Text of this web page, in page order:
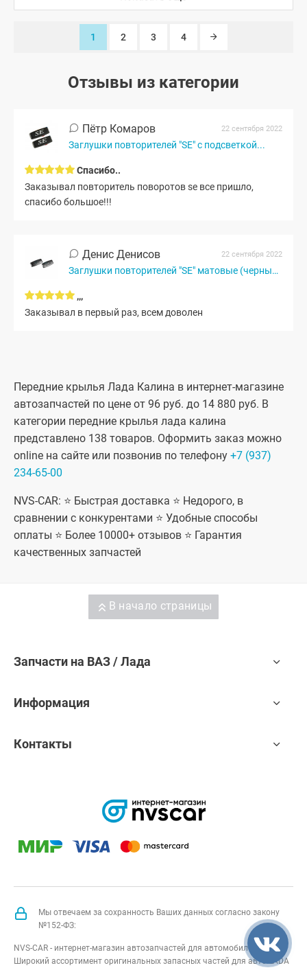
1 2 3 4
Отзывы из категории
Пётр Комаров 22 сентября 2022
Заглушки повторителей "SE" с подсветкой...
Спасибо..
Заказывал повторитель поворотов se все пришло,
спасибо большое!!!
Денис Денисов 22 сентября 2022
Заглушки повторителей "SE" матовые (черный мат)
,,,
Заказывал в первый раз, всем доволен
Передние крылья Лада Калина в интернет-магазине
автозапчастей по цене от 96 руб. до 14 880 руб. В
категории передние крылья лада калина
представлено 138 товаров. Оформить заказ можно
online на сайте или позвонив по телефону +7 (937)
234-65-00
NVS-CAR: ⭐ Быстрая доставка ⭐ Недорого, в
сравнении с конкурентами ⭐ Удобные способы
оплаты ⭐ Более 10000+ отзывов ⭐ Гарантия
качественных запчастей
В начало страницы
Запчасти на ВАЗ / Лада
Информация
Контакты
Мы отвечаем за сохранность Ваших данных согласно закону
№152-ФЗ:
NVS-CAR - интернет-магазин автозапчастей для автомобилей Лада.
Широкий ассортимент оригинальных запасных частей для авто LADA